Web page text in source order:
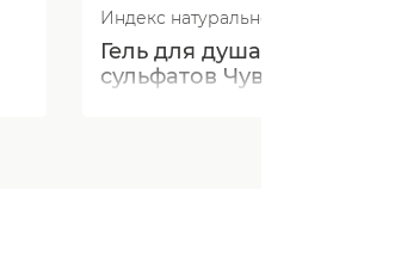
Индекс натуральности
Гель для душа без
сульфатов Чувственный